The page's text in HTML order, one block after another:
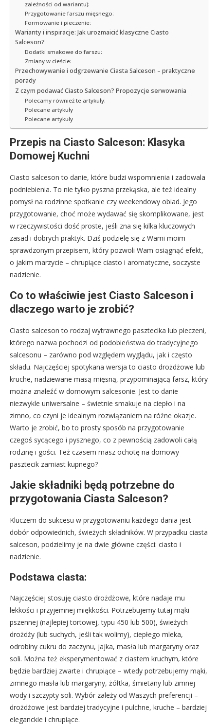
zależności od wariantu):
Przygotowanie farszu mięsnego:
Formowanie i pieczenie:
Warianty i inspiracje: Jak urozmaicić klasyczne Ciasto
Salceson?
Dodatki smakowe do farszu:
Zmiany w cieście:
Przechowywanie i odgrzewanie Ciasta Salceson – praktyczne
porady
Z czym podawać Ciasto Salceson? Propozycje serwowania
Polecamy również te artykuły:
Polecane artykuły
Polecane artykuły
Przepis na Ciasto Salceson: Klasyka
Domowej Kuchni
Ciasto salceson to danie, które budzi wspomnienia i zadowala
podniebienia. To nie tylko pyszna przekąska, ale też idealny
pomysł na rodzinne spotkanie czy weekendowy obiad. Jego
przygotowanie, choć może wydawać się skomplikowane, jest
w rzeczywistości dość proste, jeśli zna się kilka kluczowych
zasad i dobrych praktyk. Dziś podzielę się z Wami moim
sprawdzonym przepisem, który pozwoli Wam osiągnąć efekt,
o jakim marzycie – chrupiące ciasto i aromatyczne, soczyste
nadzienie.
Co to właściwie jest Ciasto Salceson i
dlaczego warto je zrobić?
Ciasto salceson to rodzaj wytrawnego pasztecika lub pieczeni,
którego nazwa pochodzi od podobieństwa do tradycyjnego
salcesonu – zarówno pod względem wyglądu, jak i często
składu. Najczęściej spotykana wersja to ciasto drożdżowe lub
kruche, nadziewane masą mięsną, przypominającą farsz, który
można znaleźć w domowym salcesonie. Jest to danie
niezwykle uniwersalne – świetnie smakuje na ciepło i na
zimno, co czyni je idealnym rozwiązaniem na różne okazje.
Warto je zrobić, bo to prosty sposób na przygotowanie
czegoś sycącego i pysznego, co z pewnością zadowoli całą
rodzinę i gości. Też czasem masz ochotę na domowy
pasztecik zamiast kupnego?
Jakie składniki będą potrzebne do
przygotowania Ciasta Salceson?
Kluczem do sukcesu w przygotowaniu każdego dania jest
dobór odpowiednich, świeżych składników. W przypadku ciasta
salceson, podzielimy je na dwie główne części: ciasto i
nadzienie.
Podstawa ciasta:
Najczęściej stosuję ciasto drożdżowe, które nadaje mu
lekkości i przyjemnej miękkości. Potrzebujemy tutaj mąki
pszennej (najlepiej tortowej, typu 450 lub 500), świeżych
drożdży (lub suchych, jeśli tak wolimy), ciepłego mleka,
odrobiny cukru do zaczynu, jajka, masła lub margaryny oraz
soli. Można też eksperymentować z ciastem kruchym, które
będzie bardziej zwarte i chrupiące – wtedy potrzebujemy mąki,
zimnego masła lub margaryny, żółtka, śmietany lub zimnej
wody i szczypty soli. Wybór zależy od Waszych preferencji –
drożdżowe jest bardziej tradycyjne i pulchne, kruche – bardziej
eleganckie i chrupiące.